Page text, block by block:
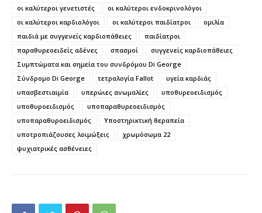
οι καλύτεροι γενετιστές
οι καλύτεροι ενδοκρινολόγοι
οι καλύτεροι καρδιολόγοι
οι καλύτεροι παιδίατροι
ομιλία
παιδιά με συγγενείς καρδιοπάθειες
παιδίατροι
παραθυρεοειδείς αδένες
σπασμοί
συγγενείς καρδιοπάθειες
Συμπτώματα και σημεία του συνδρόμου Di George
Σύνδρομο Di George
τετραλογία Fallot
υγεία καρδιάς
υπασβεστιαιμία
υπερώιες ανωμαλίες
υποθυρεοειδισμός
υποθυροειδισμός
υποπαραθυρεοειδισμός
υποπαραθυροειδισμός
Υποστηρικτική θεραπεία
υποτροπιάζουσες λοιμώξεις
χρωμόσωμα 22
ψυχιατρικές ασθένειες